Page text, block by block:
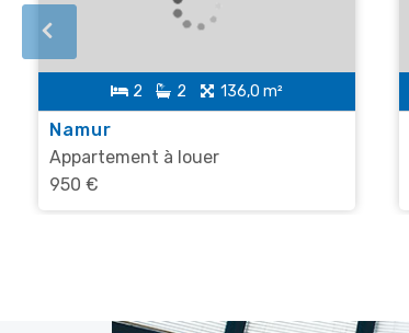
2 2 136,0 m²
Namur
Appartement à louer
950 €